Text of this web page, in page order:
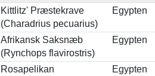
Kittlitz' Præstekrave
(Charadrius pecuarius)
Egypten
Afrikansk Saksnæb
(Rynchops flavirostris)
Egypten
Rosapelikan
Egypten